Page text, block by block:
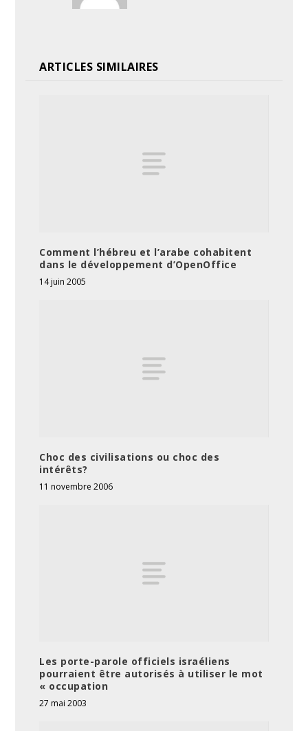
ARTICLES SIMILAIRES
Comment l’hébreu et l’arabe cohabitent
dans le développement d’OpenOffice
14 juin 2005
Choc des civilisations ou choc des
intérêts?
11 novembre 2006
Les porte-parole officiels israéliens
pourraient être autorisés à utiliser le mot
« occupation
27 mai 2003